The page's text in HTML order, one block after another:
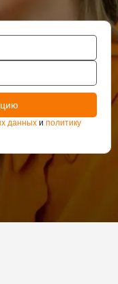
данных и политику